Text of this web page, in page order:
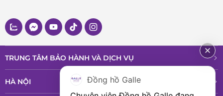
TRUNG TÂM BẢO HÀNH VÀ DỊCH VỤ
HÀ NỘI
Đồng hồ Galle